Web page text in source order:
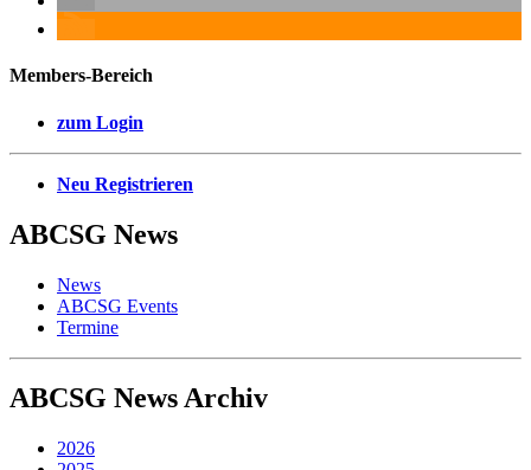
Members-Bereich
zum Login
Neu Registrieren
ABCSG News
News
ABCSG Events
Termine
ABCSG News Archiv
2026